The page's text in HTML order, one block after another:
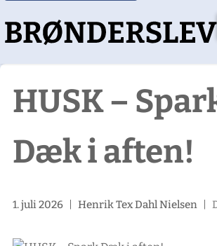
HUSK –
Dæk i aften!
1. juli 2026 |Henrik Tex Dahl Nielsen |